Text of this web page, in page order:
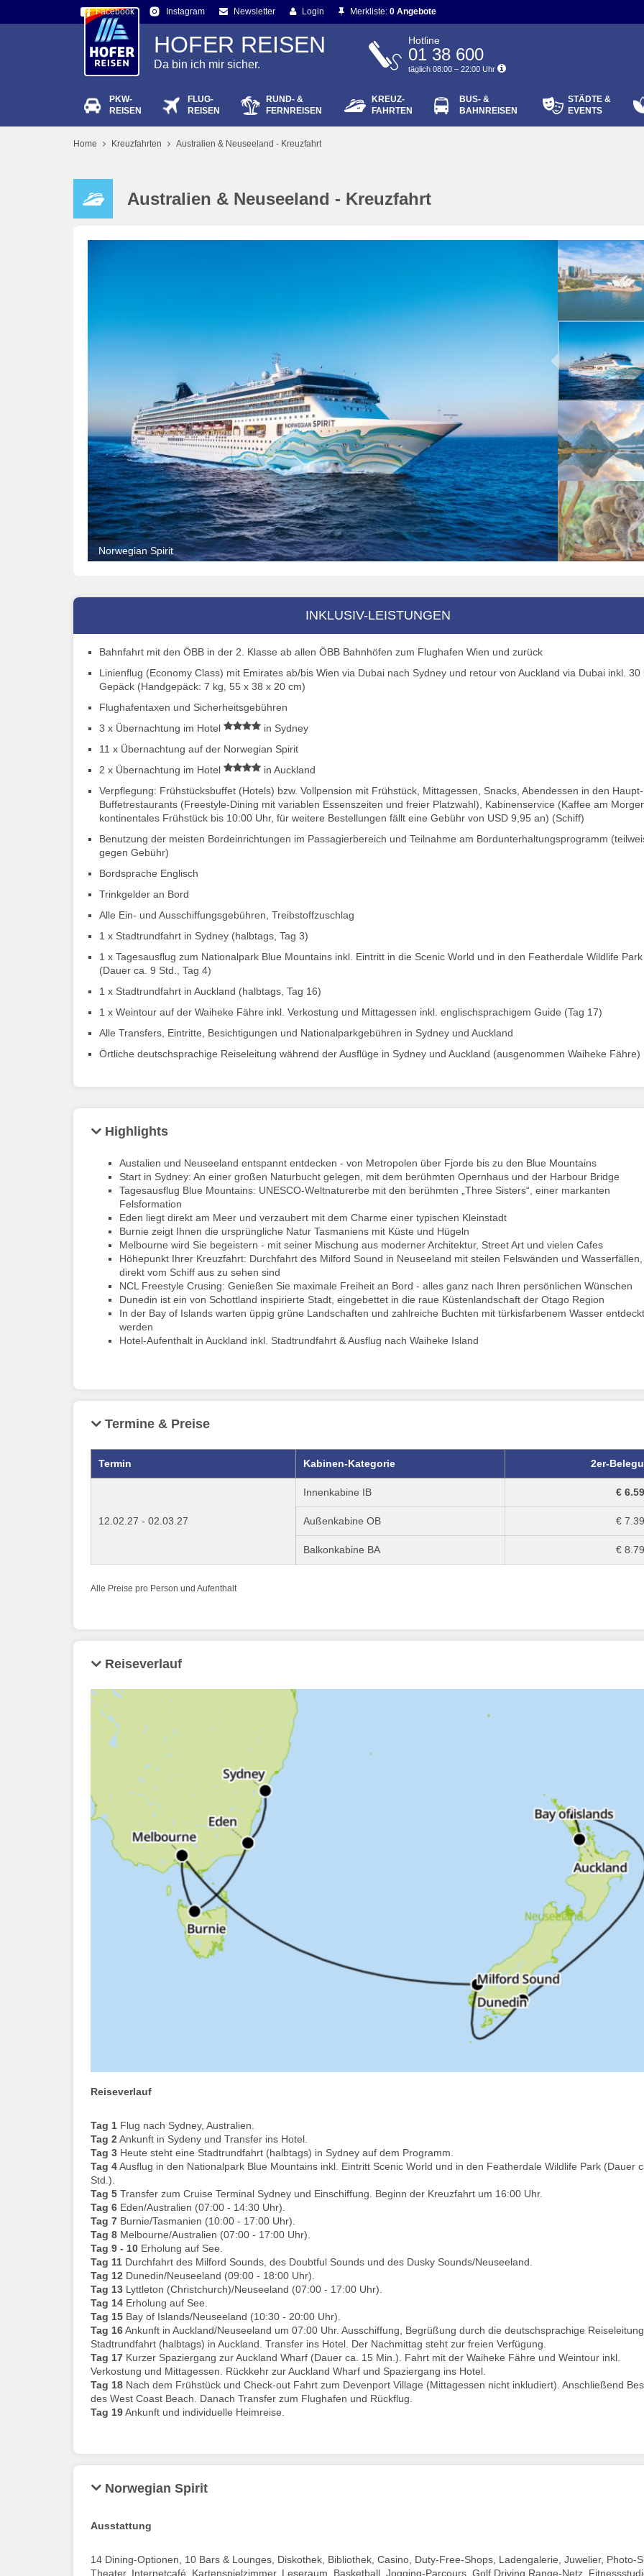
Facebook Instagram Newsletter Login
Passwort vergessen?
Merkliste: 0 Angebote
HOFER REISEN
Da bin ich mir sicher.
Hotline
01 38 600
täglich 08:00 – 22:00 Uhr
PKW-
REISEN
FLUG-
REISEN
RUND- &
FERNREISEN
KREUZ-
FAHRTEN
BUS- &
BAHNREISEN
STÄDTE &
EVENTS
Home Kreuzfahrten Australien & Neuseeland - Kreuzfahrt
Australien & Neuseeland - Kreuzfahrt
Norwegian Spirit
INKLUSIV-LEISTUNGEN
Bahnfahrt mit den ÖBB in der 2. Klasse ab allen ÖBB Bahnhöfen zum Flughafen Wien und zurück
Linienflug (Economy Class) mit Emirates ab/bis Wien via Dubai nach Sydney und retour von Auckland via Dubai inkl. 30
Gepäck (Handgepäck: 7 kg, 55 x 38 x 20 cm)
Flughafentaxen und Sicherheitsgebühren
3 x Übernachtung im Hotel
in Sydney
11 x Übernachtung auf der Norwegian Spirit
2 x Übernachtung im Hotel
in Auckland
Verpflegung: Frühstücksbuffet (Hotels) bzw. Vollpension mit Frühstück, Mittagessen, Snacks, Abendessen in den
Buffetrestaurants (Freestyle-Dining mit variablen Essenszeiten und freier Platzwahl), Kabinenservice (Kaffee am
kontinentales Frühstück bis 10:00 Uhr, für weitere Bestellungen fällt eine Gebühr von USD 9,95 an) (Schiff)
Benutzung der meisten Bordeinrichtungen im Passagierbereich und Teilnahme am Bordunterhaltungsprogramm
gegen Gebühr)
Bordsprache Englisch
Trinkgelder an Bord
Alle Ein- und Ausschiffungsgebühren, Treibstoffzuschlag
1 x Stadtrundfahrt in Sydney (halbtags, Tag 3)
1 x Tagesausflug zum Nationalpark Blue Mountains inkl. Eintritt in die Scenic World und in den Featherdale Wildlife Park
(Dauer ca. 9 Std., Tag 4)
1 x Stadtrundfahrt in Auckland (halbtags, Tag 16)
1 x Weintour auf der Waiheke Fähre inkl. Verkostung und Mittagessen inkl. englischsprachigem Guide (Tag 17)
Alle Transfers, Eintritte, Besichtigungen und Nationalparkgebühren in Sydney und Auckland
Örtliche deutschsprachige Reiseleitung während der Ausflüge in Sydney und Auckland (ausgenommen Waiheke Fähre)
Highlights
Austalien und Neuseeland entspannt entdecken - von Metropolen über Fjorde bis zu den Blue Mountains
Start in Sydney: An einer großen Naturbucht gelegen, mit dem berühmten Opernhaus und der Harbour Bridge
Tagesausflug Blue Mountains: UNESCO-Weltnaturerbe mit den berühmten „Three Sisters“, einer markanten
Felsformation
Eden liegt direkt am Meer und verzaubert mit dem Charme einer typischen Kleinstadt
Burnie zeigt Ihnen die ursprüngliche Natur Tasmaniens mit Küste und Hügeln
Melbourne wird Sie begeistern - mit seiner Mischung aus moderner Architektur, Street Art und vielen Cafes
Höhepunkt Ihrer Kreuzfahrt: Durchfahrt des Milford Sound in Neuseeland mit steilen Felswänden und
direkt vom Schiff aus zu sehen sind
NCL Freestyle Crusing: Genießen Sie maximale Freiheit an Bord - alles ganz nach Ihren persönlichen Wünschen
Dunedin ist ein von Schottland inspirierte Stadt, eingebettet in die raue Küstenlandschaft der Otago Region
In der Bay of Islands warten üppig grüne Landschaften und zahlreiche Buchten mit türkisfarbenem Wasser
werden
Hotel-Aufenthalt in Auckland inkl. Stadtrundfahrt & Ausflug nach Waiheke Island
Termine & Preise
Termin Kabinen-Kategorie 2er-
12.02.27 - 02.03.27
Innenkabine IB €
Außenkabine OB €
Balkonkabine BA €
Alle Preise pro Person und Aufenthalt
Reiseverlauf
Reiseverlauf
Tag 1 Flug nach Sydney, Australien.
Tag 2 Ankunft in Sydeny und Transfer ins Hotel.
Tag 3 Heute steht eine Stadtrundfahrt (halbtags) in Sydney auf dem Programm.
Tag 4Ausflug in den Nationalpark Blue Mountains inkl. Eintritt Scenic World und in den Featherdale Wildlife Park (Dauer
Std.).
Tag 5 Transfer zum Cruise Terminal Sydney und Einschiffung. Beginn der Kreuzfahrt um 16:00 Uhr.
Tag 6 Eden/Australien (07:00 - 14:30 Uhr).
Tag 7 Burnie/Tasmanien (10:00 - 17:00 Uhr).
Tag 8 Melbourne/Australien (07:00 - 17:00 Uhr).
Tag 9 - 10 Erholung auf See.
Tag 11 Durchfahrt des Milford Sounds, des Doubtful Sounds und des Dusky Sounds/Neuseeland.
Tag 12 Dunedin/Neuseeland (09:00 - 18:00 Uhr).
Tag 13 Lyttleton (Christchurch)/Neuseeland (07:00 - 17:00 Uhr).
Tag 14 Erholung auf See.
Tag 15 Bay of Islands/Neuseeland (10:30 - 20:00 Uhr).
Tag 16Ankunft in Auckland/Neuseeland um 07:00 Uhr. Ausschiffung, Begrüßung durch die deutschsprachige
Stadtrundfahrt (halbtags) in Auckland. Transfer ins Hotel. Der Nachmittag steht zur freien Verfügung.
Tag 17 Kurzer Spaziergang zur Auckland Wharf (Dauer ca. 15 Min.). Fahrt mit der Waiheke Fähre und Weintour inkl.
Verkostung und Mittagessen. Rückkehr zur Auckland Wharf und Spaziergang ins Hotel.
Tag 18 Nach dem Frühstück und Check-out Fahrt zum Devenport Village (Mittagessen nicht inkludiert). Anschließend
des West Coast Beach. Danach Transfer zum Flughafen und Rückflug.
Tag 19Ankunft und individuelle Heimreise.
Norwegian Spirit
Ausstattung
14 Dining-Optionen, 10 Bars & Lounges, Diskothek, Bibliothek, Casino, Duty-Free-Shops, Ladengalerie, Juwelier, Photo-
Theater, Internetcafé, Kartenspielzimmer, Leseraum, Basketball, Jogging-Parcours, Golf Driving Range-Netz,